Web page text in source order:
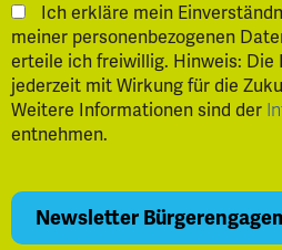
Ich erkläre mein
meiner personenbezogenen
erteile ich freiwillig. Hinweis: Die
jederzeit mit Wirkung für die
Weitere Informationen sind der
entnehmen.